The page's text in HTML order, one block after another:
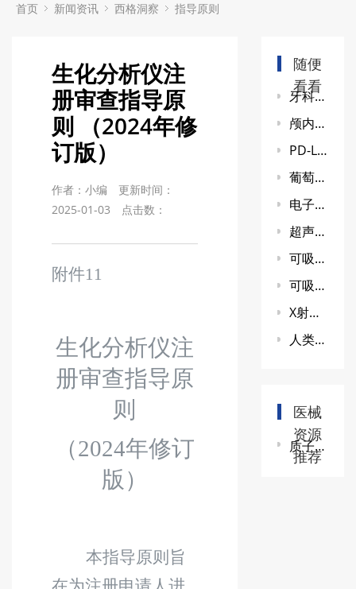
首页 新闻资讯 西格洞察 指导原则
生化分析仪注
册审查指导原
则 （2024年修
订版）
作者：小编
更新时间：
2025-01-03
点击数：
附件11
生化分析仪注
册审查指导原
则
（2024年修订
版）
本指导原则旨
随便
看看
牙科树脂类充填材料产品注册审查指导原则牙科树脂类充填材料产品注册审查指导原则 （2024年修订版） 征求意见稿
颅内取栓支架注册审查指导原则（征求意见稿）
PD-L1检测试剂临床试验—结果重现性研究注册审查指导原则
葡萄糖检测试剂注册审查指导原则
电子听诊器注册审查指导原则 （征求意见稿）
超声经颅多普勒血流分析仪注册审查指导原则
可吸收性外科缝线注册审查指导原则（2024年修订版）（2024年第23号）
可吸收止血产品注册审查指导原则 （2024年修订版）
X射线计算机体层摄影设备同品种 临床评价技术审查指导原则
人类嗜T淋巴细胞病毒抗体检测试剂 注册审查指导原则
医械
资源
推荐
质子/碳离子治疗系统技术审查指导原则